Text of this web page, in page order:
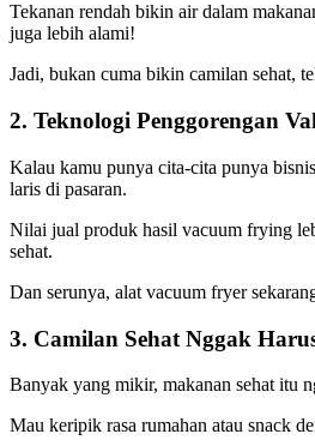
Tekanan rendah bikin air dalam
juga lebih alami!
Jadi, bukan cuma bikin camilan sehat,
2. Teknologi Penggorengan
Kalau kamu punya cita-cita punya
laris di pasaran.
Nilai jual produk hasil vacuum frying
sehat.
Dan serunya, alat vacuum fryer
3. Camilan Sehat Nggak
Banyak yang mikir, makanan sehat itu
Mau keripik rasa rumahan atau snack